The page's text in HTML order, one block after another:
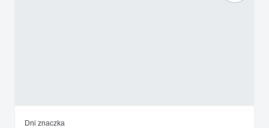
Dni znaczka